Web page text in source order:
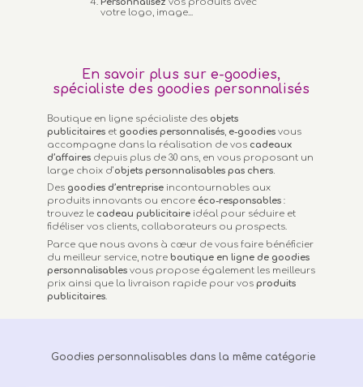
Personnalisez vos produits avec
votre logo, image...
En savoir plus sur e-goodies,
spécialiste des goodies personnalisés
Boutique en ligne spécialiste des objets
publicitaires et goodies personnalisés, e-goodies vous
accompagne dans la réalisation de vos cadeaux
d’affaires depuis plus de 30 ans, en vous proposant un
large choix d’objets personnalisables pas chers.
Des goodies d’entreprise incontournables aux
produits innovants ou encore éco-responsables :
trouvez le cadeau publicitaire idéal pour séduire et
fidéliser vos clients, collaborateurs ou prospects.
Parce que nous avons à cœur de vous faire bénéficier
du meilleur service, notreboutique en ligne de goodies
personnalisables vous propose également les meilleurs
prix ainsi que la livraison rapide pour vos produits
publicitaires.
Goodies personnalisables dans la même catégorie